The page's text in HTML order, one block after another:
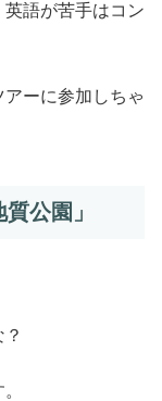
語が苦手はコン
ーに参加しちゃ
公園」